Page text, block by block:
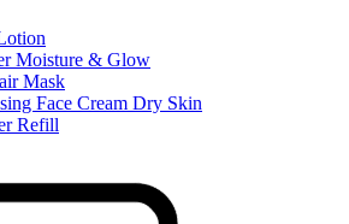
Moisture & Glow
Mask
Face Cream Dry Skin
Refill